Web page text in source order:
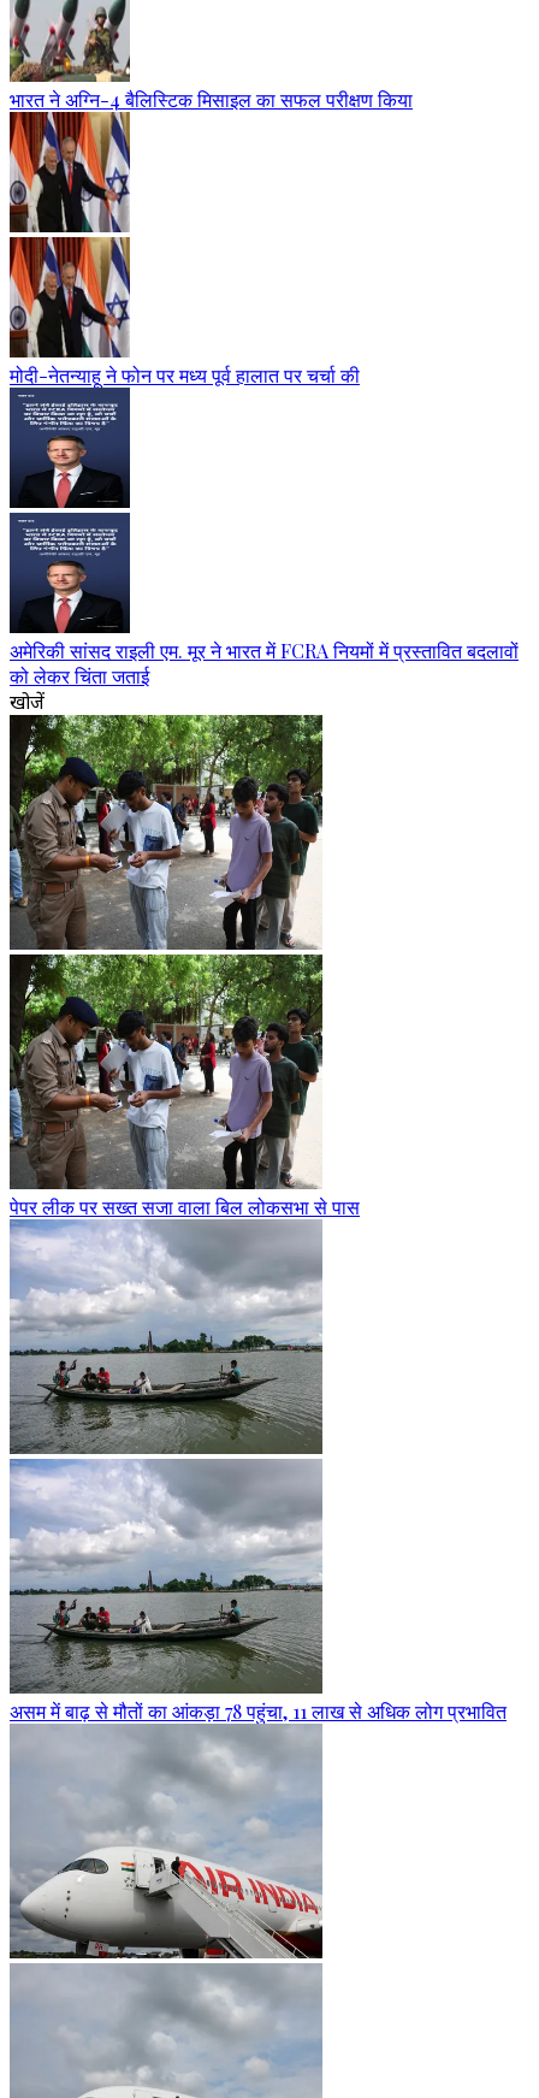
भारत ने अग्नि-4 बैलिस्टिक मिसाइल का सफल परीक्षण किया
मोदी-नेतन्याहू ने फोन पर मध्य पूर्व हालात पर चर्चा की
अमेरिकी सांसद राइली एम. मूर ने भारत में FCRA नियमों में प्रस्तावित बदलावों
को लेकर चिंता जताई
खोजें
पेपर लीक पर सख्त सजा वाला बिल लोकसभा से पास
असम में बाढ़ से मौतों का आंकड़ा 78 पहुंचा, 11 लाख से अधिक लोग प्रभावित